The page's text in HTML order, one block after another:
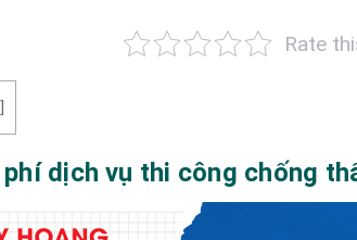
Rate
dịch vụ thi công chống